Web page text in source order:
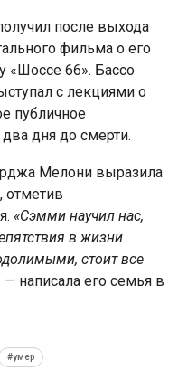
после выхода
фильма о его
«Шоссе 66». Бассо
с лекциями о
публичное
дня до смерти.
Мелони выразила
отметив
«Сэмми научил нас,
в жизни
стоит все
— написала его семья в
#умер